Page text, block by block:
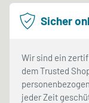
Sicher
Wir sind ein
dem Trusted
jeder Zeit